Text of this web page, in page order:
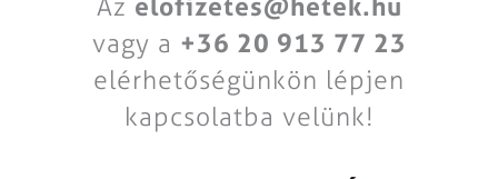
Az elofizetes@hetek.hu
vagy a +36 20 913 77 23
elérhetőségünkön lépjen
kapcsolatba velünk!